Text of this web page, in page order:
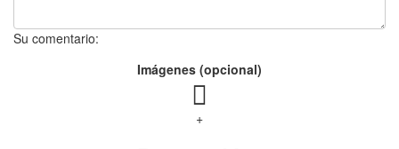
Su comentario:
Imágenes (opcional)
+